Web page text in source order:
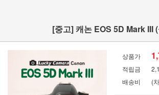
[중고] 캐논 EOS 5D Mark III
상품가
적립금
배송비
(